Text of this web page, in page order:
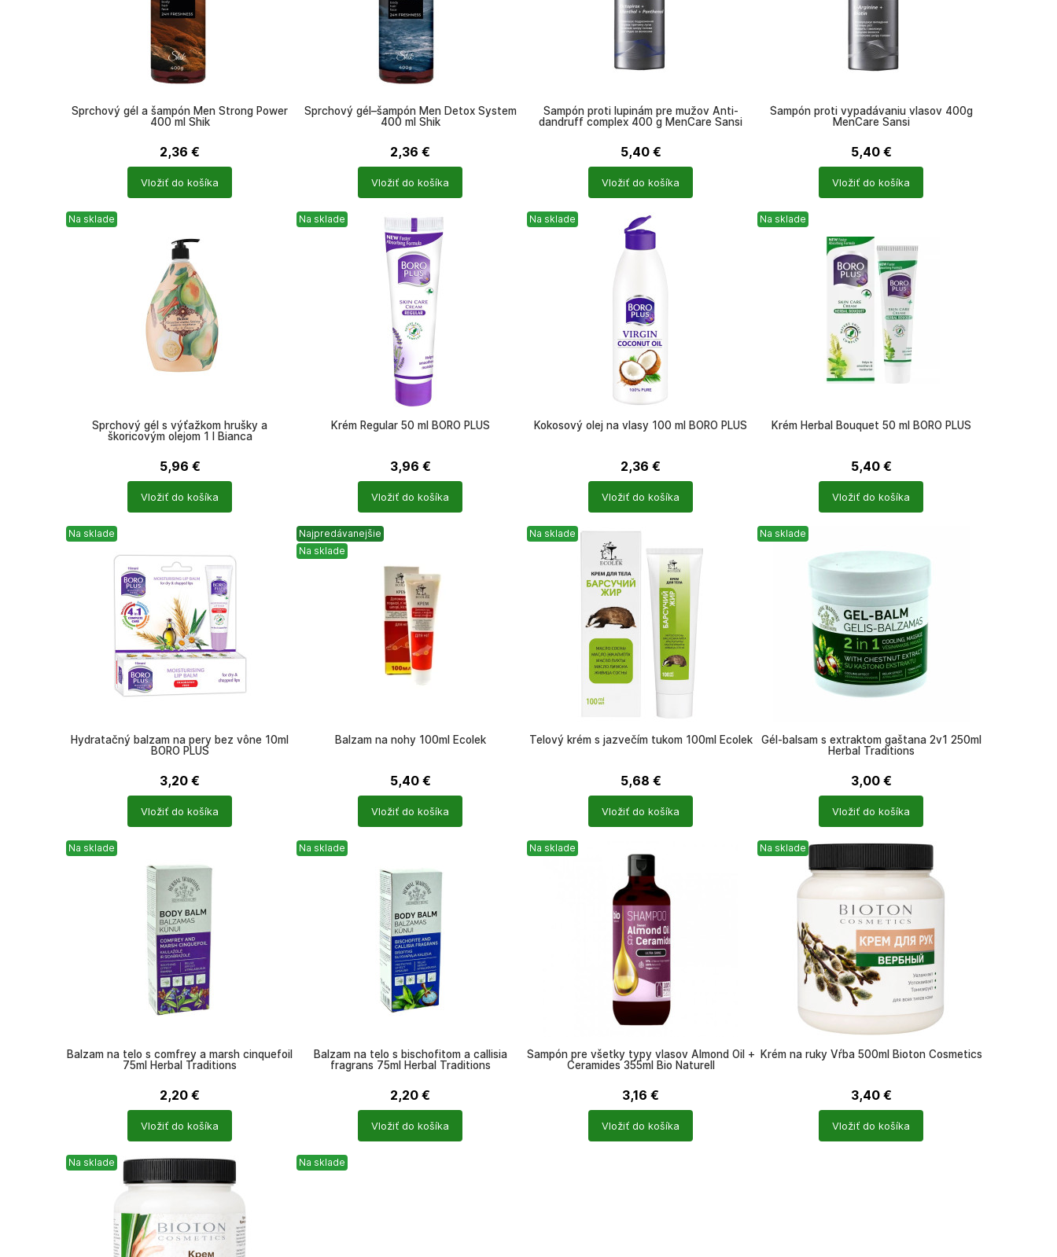
Sprchový gél a šampón Men Strong Power
400 ml Shik
2,36 €
Vložiť do košíka
Sprchový gél–šampón Men Detox System
400 ml Shik
2,36 €
Vložiť do košíka
Šampón proti lupinám pre mužov Anti-
dandruff complex 400 g MenCare Sansi
5,40 €
Vložiť do košíka
Šampón proti vypadávaniu vlasov 400g
MenCare Sansi
5,40 €
Vložiť do košíka
Na sklade
Sprchový gél s výťažkom hrušky a
škoricovým olejom 1 l Bianca
5,96 €
Vložiť do košíka
Na sklade
Krém Regular 50 ml BORO PLUS
3,96 €
Vložiť do košíka
Na sklade
Kokosový olej na vlasy 100 ml BORO PLUS
2,36 €
Vložiť do košíka
Na sklade
Krém Herbal Bouquet 50 ml BORO PLUS
5,40 €
Vložiť do košíka
Na sklade
Hydratačný balzam na pery bez vône 10ml
BORO PLUS
3,20 €
Vložiť do košíka
Najpredávanejšie
Na sklade
Balzam na nohy 100ml Ecolek
5,40 €
Vložiť do košíka
Na sklade
Telový krém s jazvečím tukom 100ml Ecolek
5,68 €
Vložiť do košíka
Na sklade
Gél-balsam s extraktom gaštana 2v1 250ml
Herbal Traditions
3,00 €
Vložiť do košíka
Na sklade
Balzam na telo s comfrey a marsh cinquefoil
75ml Herbal Traditions
2,20 €
Vložiť do košíka
Na sklade
Balzam na telo s bischofitom a callisia
fragrans 75ml Herbal Traditions
2,20 €
Vložiť do košíka
Na sklade
Šampón pre všetky typy vlasov Almond Oil +
Ceramides 355ml Bio Naturell
3,16 €
Vložiť do košíka
Na sklade
Krém na ruky Vŕba 500ml Bioton Cosmetics
3,40 €
Vložiť do košíka
Na sklade Na sklade